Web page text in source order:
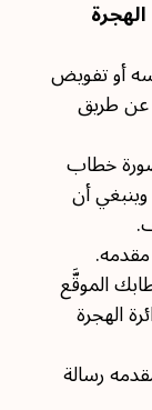
أو تفويض
عن طريق
خطاب
وينبغي أن
الموقَّع
الهجرة
رسالة